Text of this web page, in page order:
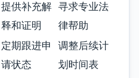
提供补充解
释和证明
寻求专业法
律帮助
定期跟进申
请状态
调整后续计
划时间表